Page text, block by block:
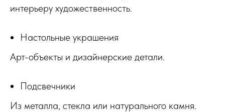
интерьеру художественность.
Настольные украшения
Арт-объекты и дизайнерские детали.
Подсвечники
Из металла, стекла или натурального камня.